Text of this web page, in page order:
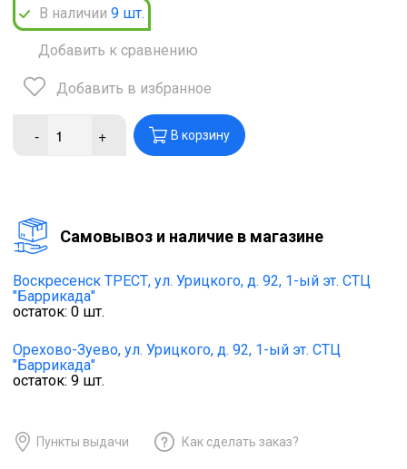
В наличии 9 шт.
Добавить к сравнению
Добавить в избранное
- + В корзину
Cамовывоз и наличие в магазине
Воскресенск ТРЕСТ, ул. Урицкого, д. 92, 1-ый эт. СТЦ
"Баррикада"
остаток: 0 шт.
Орехово-Зуево, ул. Урицкого, д. 92, 1-ый эт. СТЦ
"Баррикада"
остаток: 9 шт.
Пункты выдачи Как сделать заказ?